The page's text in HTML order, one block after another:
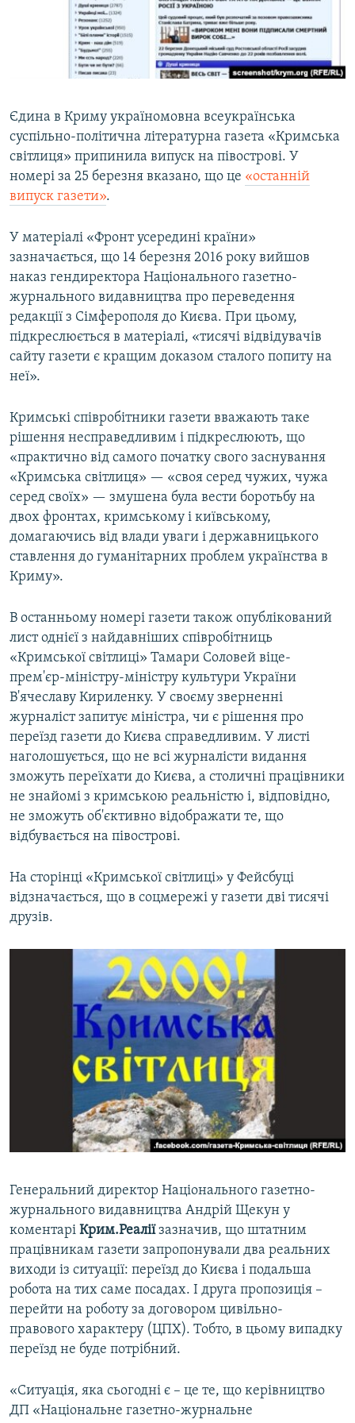
ВІДЕОУРОКИ «ELIFBE»
СВІДЧЕННЯ ОКУПАЦІЇ
УКРАЇНСЬКА ПРОБЛЕМА КРИМУ
Qırımtatar
Усі сайти RFE/RL
Єдина в Криму україномовна всеукраїнська
суспільно-політична літературна газета «Кримська
світлиця» припинила випуск на півострові. У
номері за 25 березня вказано, що це «останній
випуск газети».
У матеріалі «Фронт усередині країни»
зазначається, що 14 березня 2016 року вийшов
наказ гендиректора Національного газетно-
журнального видавництва про переведення
редакції з Сімферополя до Києва. При цьому,
підкреслюється в матеріалі, «тисячі відвідувачів
сайту газети є кращим доказом сталого попиту на
неї».
Кримські співробітники газети вважають таке
рішення несправедливим і підкреслюють, що
«практично від самого початку свого заснування
«Кримська світлиця» — «своя серед чужих, чужа
серед своїх» — змушена була вести боротьбу на
двох фронтах, кримському і київському,
домагаючись від влади уваги і державницького
ставлення до гуманітарних проблем українства в
Криму».
В останньому номері газети також опублікований
лист однієї з найдавніших співробітниць
«Кримської світлиці» Тамари Соловей віце-
прем'єр-міністру-міністру культури України
В'ячеславу Кириленку. У своєму зверненні
журналіст запитує міністра, чи є рішення про
переїзд газети до Києва справедливим. У листі
наголошується, що не всі журналісти видання
зможуть переїхати до Києва, а столичні працівники
не знайомі з кримською реальністю і, відповідно,
не зможуть об'єктивно відображати те, що
відбувається на півострові.
На сторінці «Кримської світлиці» у Фейсбуці
відзначається, що в соцмережі у газети дві тисячі
друзів.
Генеральний директор Національного газетно-
журнального видавництва Андрій Щекун у
коментарі Крим.Реаліїзазначив, що штатним
працівникам газети запропонували два реальних
виходи із ситуації: переїзд до Києва і подальша
робота на тих саме посадах. І друга пропозиція –
перейти на роботу за договором цивільно-
правового характеру (ЦПХ). Тобто, в цьому випадку
переїзд не буде потрібний.
«Ситуація, яка сьогодні є – це те, що керівництво
ДП «Національне газетно-журнальне